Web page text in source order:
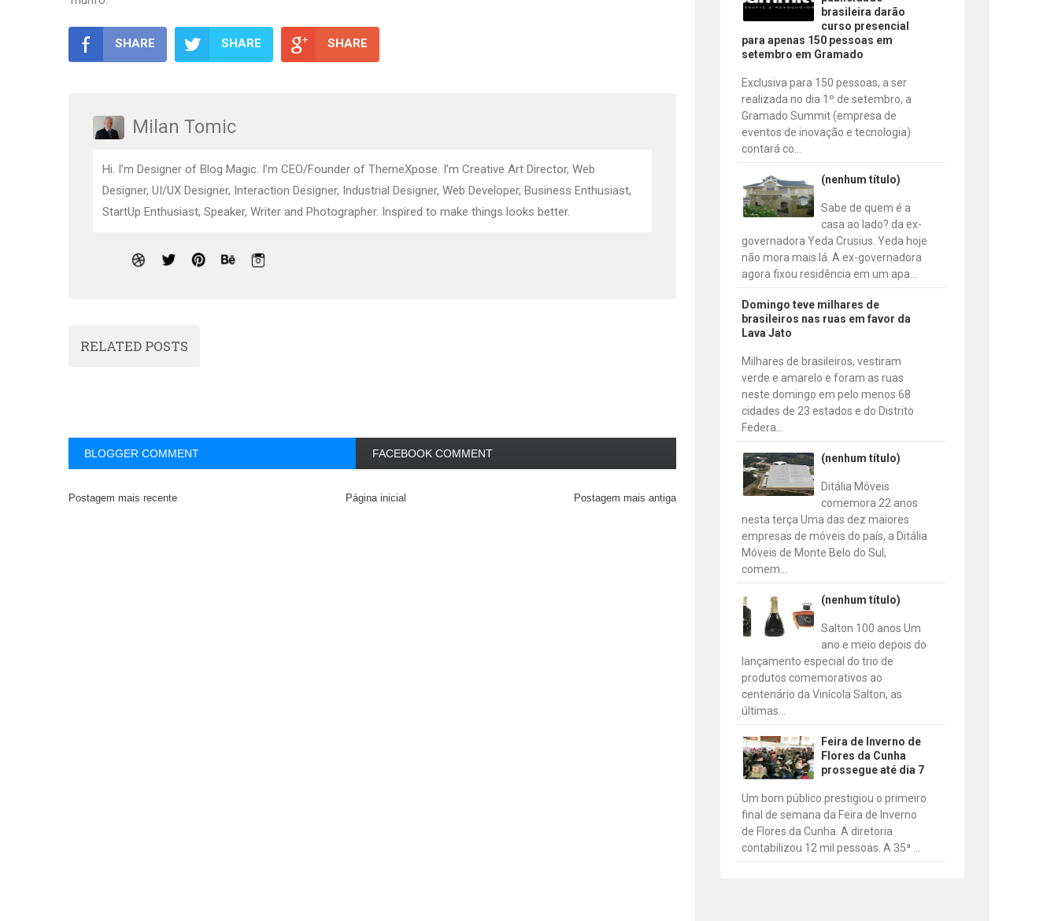
SHARE SHARE SHARE
Milan Tomic
Hi. I’m Designer of Blog Magic. I’m CEO/Founder of ThemeXpose. I’m Creative Art Director, Web
Designer, UI/UX Designer, Interaction Designer, Industrial Designer, Web Developer, Business Enthusiast,
StartUp Enthusiast, Speaker, Writer and Photographer. Inspired to make things looks better.
RELATED POSTS
BLOGGER COMMENT FACEBOOK COMMENT
Postagem mais recente Postagem mais antiga
Página inicial
brasileira darão
curso presencial
para apenas 150 pessoas em
setembro em Gramado
Exclusiva para 150 pessoas, a ser
realizada no dia 1º de setembro, a
Gramado Summit (empresa de
eventos de inovação e tecnologia)
contará co...
(nenhum título)
Sabe de quem é a
casa ao lado? da ex-
governadora Yeda Crusius. Yeda hoje
não mora mais lá. A ex-governadora
agora fixou residência em um apa...
Domingo teve milhares de
brasileiros nas ruas em favor da
Lava Jato
Milhares de brasileiros, vestiram
verde e amarelo e foram as ruas
neste domingo em pelo menos 68
cidades de 23 estados e do Distrito
Federa...
(nenhum título)
Ditália Móveis
comemora 22 anos
nesta terça Uma das dez maiores
empresas de móveis do país, a Ditália
Móveis de Monte Belo do Sul,
comem...
(nenhum título)
Salton 100 anos Um
ano e meio depois do
lançamento especial do trio de
produtos comemorativos ao
centenário da Vinícola Salton, as
últimas...
Feira de Inverno de
Flores da Cunha
prossegue até dia 7
Um bom público prestigiou o primeiro
final de semana da Feira de Inverno
de Flores da Cunha. A diretoria
contabilizou 12 mil pessoas. A 35ª ...